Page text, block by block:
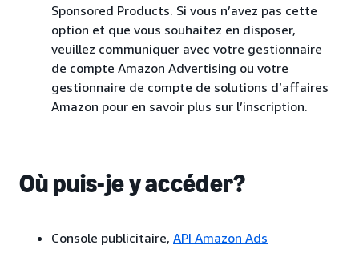
Sponsored Products. Si vous n’avez pas cette
option et que vous souhaitez en disposer,
veuillez communiquer avec votre gestionnaire
de compte Amazon Advertising ou votre
gestionnaire de compte de solutions d’affaires
Amazon pour en savoir plus sur l’inscription.
Où puis-je y accéder?
Console publicitaire, API Amazon Ads